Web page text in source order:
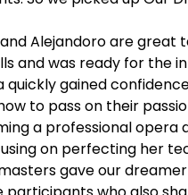
Alejandoro are
and was ready for the
gained
to pass on their
a professional opera
on perfecting her
gave our